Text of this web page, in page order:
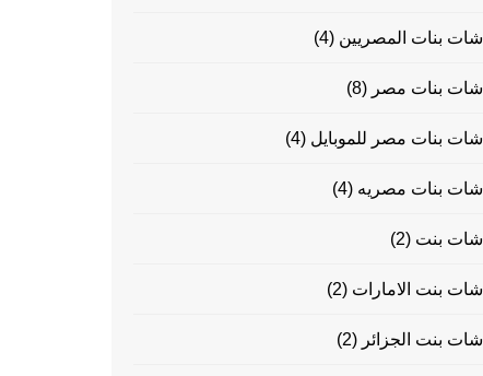
شات بنات المصريين (4)
شات بنات مصر (8)
شات بنات مصر للموبايل (4)
شات بنات مصريه (4)
شات بنت (2)
شات بنت الامارات (2)
شات بنت الجزائر (2)